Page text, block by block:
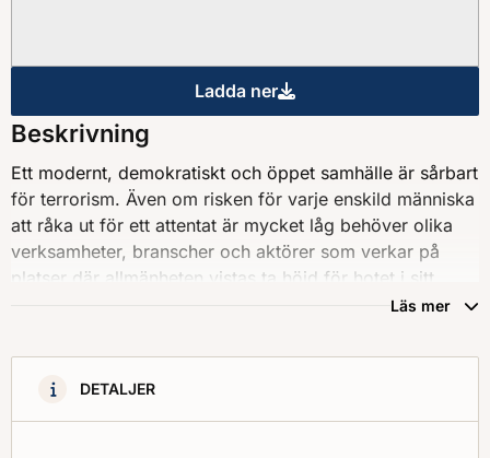
Ladda ner
Säkerhet i offentlig miljö :
Beskrivning
Ett modernt, demokratiskt och öppet samhälle är sårbart
för terrorism. Även om risken för varje enskild människa
att råka ut för ett attentat är mycket låg behöver olika
verksamheter, branscher och aktörer som verkar på
platser där allmänheten vistas ta höjd för hotet i sitt
säkerhetsarbete. Sveriges terrorbekämpning är
arbetar för att öka skyddet mot terrorism. I den svenska
strategin mot terrorism delas terrorbekämpningen in i tre
Läs mer
DETALJER